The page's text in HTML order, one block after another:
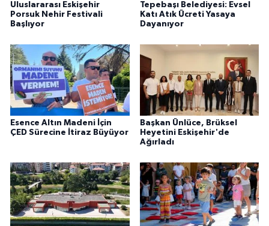
Uluslararası Eskişehir
Porsuk Nehir Festivali
Başlıyor
Tepebaşı Belediyesi: Evsel
Katı Atık Ücreti Yasaya
Dayanıyor
Esence Altın Madeni İçin
ÇED Sürecine İtiraz Büyüyor
Başkan Ünlüce, Brüksel
Heyetini Eskişehir'de
Ağırladı